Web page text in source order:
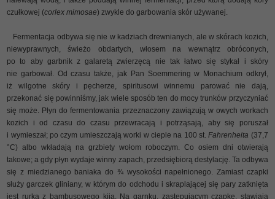
czułkowej (corlex mimosae) zwykle do garbowania skór używanej.
Fermentacja odbywa się nie w kadziach drewnianych, ale w skórach kozich,
niewyprawnych, świeżo obdartych, włosem na wewnątrz obróconych,
po to aby garbnik z galaretą zwierzęcą nie tak łatwo się stykał i skóry
nie garbował. Od czasu także, jak Pan Soemmering w Monachium odkrył,
iż wilgotne skóry i pęcherze, spiritusowi winnemu parować nie dają,
przekonać się powinniśmy, jak wiele sposób ten do mocy trunków przyczyniać
się może. Płyn do fermentowania przeznaczony zawiązują w owych workach
kozich i od czasu do czasu przewracają i potrząsają, aby się poruszał
i wymieszał; po czym umieszczają worki w cieple na 100 st.Fahrenheita (37,7
°C) albo wkładają na grzbiety wołom roboczym. Co osiem dni otwierają
takowe; a gdy płyn wydaje winny zapach, przedsiębiorą destylację. Ta odbywa
się z miedzianego baniaka do ¾ wysokości napełnionego. Zamiast czapki
służy garczek gliniany, w którym do odchodu i skraplającej się pary zatknięta
jest rurka z bambusowego kija. Na garnku, zastępującym czapkę, stawiają